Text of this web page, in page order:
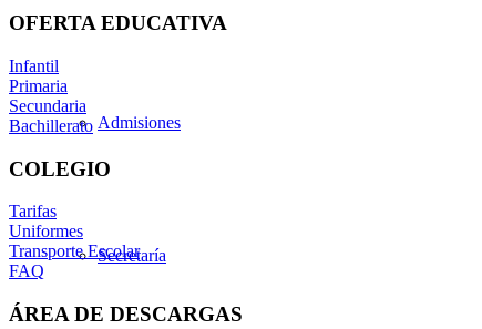
Admisiones
Secretaría
OFERTA EDUCATIVA
Infantil
Primaria
Secundaria
Bachillerato
COLEGIO
Tarifas
Uniformes
Transporte Escolar
FAQ
ÁREA DE DESCARGAS